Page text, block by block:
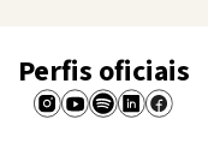
Perfis oficiais